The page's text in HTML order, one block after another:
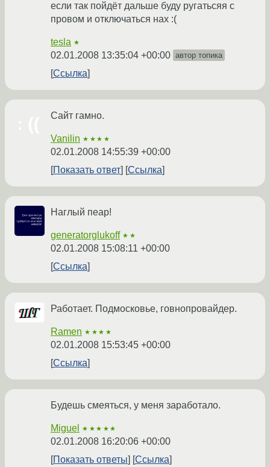
если так пойдёт дальше буду ругатьсяя с
провом и отключаться нах :(
tesla ★
02.01.2008 13:35:04 +00:00 автор топика
Ссылка
Сайт гамно.
Vanilin ★★★★
02.01.2008 14:55:39 +00:00
Показать ответ
Ссылка
Наглый пеар!
generatorglukoff ★★
02.01.2008 15:08:11 +00:00
Ссылка
Работает. Подмосковье, говнопровайдер.
Ramen ★★★★
02.01.2008 15:53:45 +00:00
Ссылка
Будешь смеяться, у меня заработало.
Miguel ★★★★★
02.01.2008 16:20:06 +00:00
Показать ответы
Ссылка